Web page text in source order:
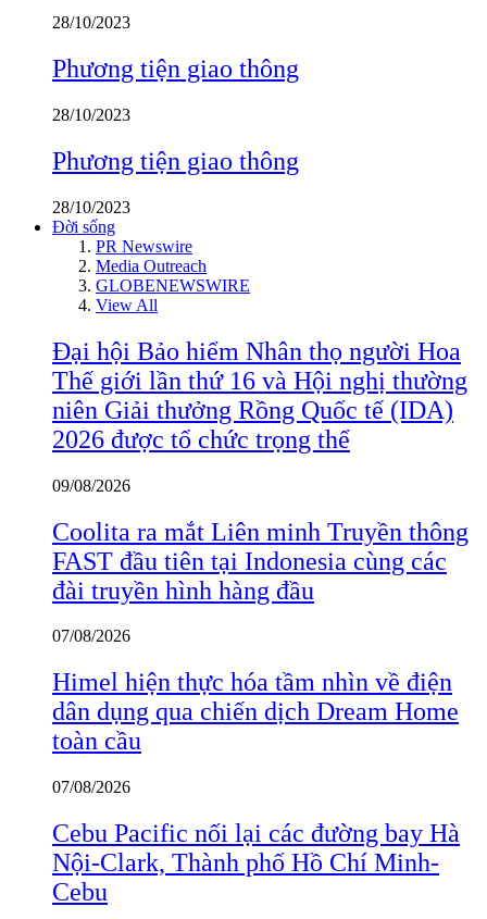
28/10/2023
Phương tiện giao thông
28/10/2023
Phương tiện giao thông
28/10/2023
Đời sống
PR Newswire
Media Outreach
GLOBENEWSWIRE
View All
Đại hội Bảo hiểm Nhân thọ người Hoa
Thế giới lần thứ 16 và Hội nghị thường
niên Giải thưởng Rồng Quốc tế (IDA)
2026 được tổ chức trọng thể
09/08/2026
Coolita ra mắt Liên minh Truyền thông
FAST đầu tiên tại Indonesia cùng các
đài truyền hình hàng đầu
07/08/2026
Himel hiện thực hóa tầm nhìn về điện
dân dụng qua chiến dịch Dream Home
toàn cầu
07/08/2026
Cebu Pacific nối lại các đường bay Hà
Nội-Clark, Thành phố Hồ Chí Minh-
Cebu